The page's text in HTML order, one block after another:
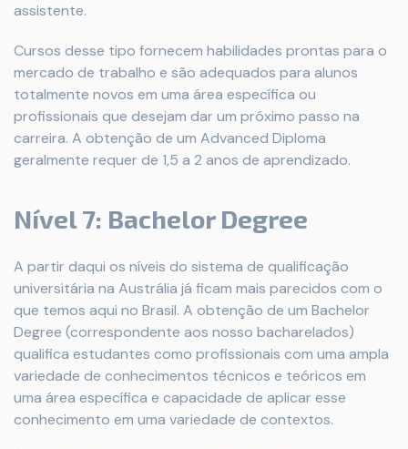
assistente.
Cursos desse tipo fornecem habilidades prontas para o
mercado de trabalho e são adequados para alunos
totalmente novos em uma área específica ou
profissionais que desejam dar um próximo passo na
carreira. A obtenção de um Advanced Diploma
geralmente requer de 1,5 a 2 anos de aprendizado.
Nível 7: Bachelor Degree
A partir daqui os níveis do sistema de qualificação
universitária na Austrália já ficam mais parecidos com o
que temos aqui no Brasil. A obtenção de um Bachelor
Degree (correspondente aos nosso bacharelados)
qualifica estudantes como profissionais com uma ampla
variedade de conhecimentos técnicos e teóricos em
uma área específica e capacidade de aplicar esse
conhecimento em uma variedade de contextos.